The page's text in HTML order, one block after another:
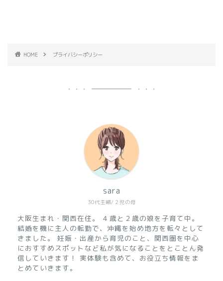
HOME プライバシーポリシー
30代主婦/２児の母
sara
大阪生まれ・関西在住。
４歳と２歳の娘を子育て中。
結婚を機に主人の転勤で、沖縄を始め地方を転々として
きました。
妊娠・出産から育児のこと、関西圏を中心
におすすめスポットなど私が気になることをとことん発
信していきます！
実体験も含めて、お役立ち情報をま
とめていきます。